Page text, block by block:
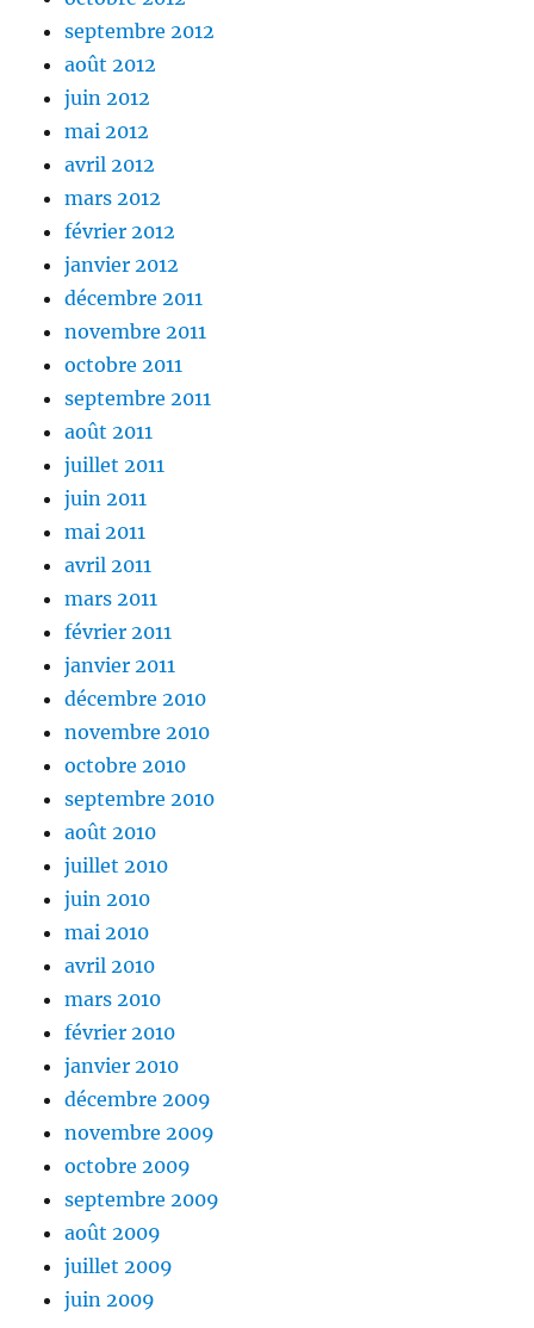
septembre 2012
août 2012
juin 2012
mai 2012
avril 2012
mars 2012
février 2012
janvier 2012
décembre 2011
novembre 2011
octobre 2011
septembre 2011
août 2011
juillet 2011
juin 2011
mai 2011
avril 2011
mars 2011
février 2011
janvier 2011
décembre 2010
novembre 2010
octobre 2010
septembre 2010
août 2010
juillet 2010
juin 2010
mai 2010
avril 2010
mars 2010
février 2010
janvier 2010
décembre 2009
novembre 2009
octobre 2009
septembre 2009
août 2009
juillet 2009
juin 2009